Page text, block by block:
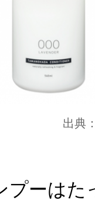
出典
プーはた